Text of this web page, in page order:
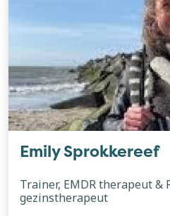
Emily Sprokkereef
Trainer, EMDR therapeut &
gezinstherapeut